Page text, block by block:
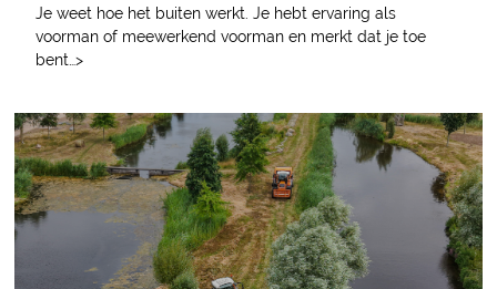
Je weet hoe het buiten werkt. Je hebt ervaring als
voorman of meewerkend voorman en merkt dat je toe
bent…>